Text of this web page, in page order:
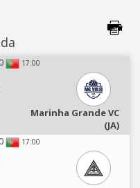
17:00
Marinha Grande VC
(JA)
17:00